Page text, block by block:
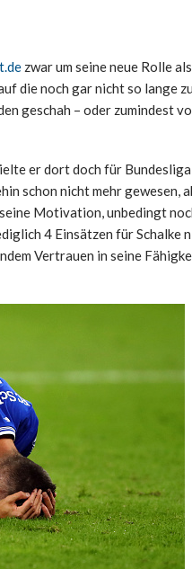
zwar um seine neue Rolle
die noch gar nicht so lange
geschah – oder zumindest
er dort doch für
schon nicht mehr gewesen,
Motivation, unbedingt
4 Einsätzen für Schalke
Vertrauen in seine